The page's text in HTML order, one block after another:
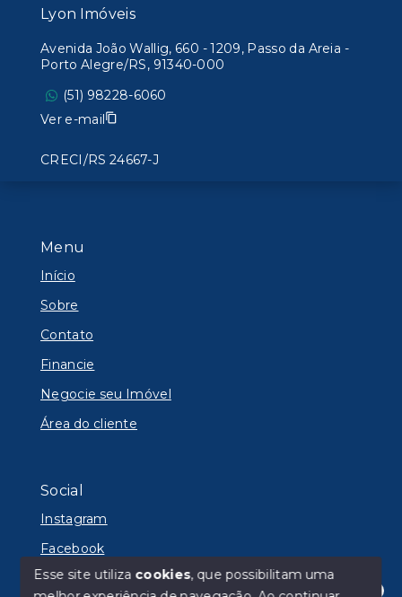
Menu
Início
Sobre
Contato
Financie
Negocie seu Imóvel
Área do cliente
Social
Instagram
Facebook
Lyon Imóveis
Avenida João Wallig, 660 - 1209, Passo da Areia -
Porto Alegre/RS, 91340-000
(51) 98228-6060
Ver e-mail
CRECI/RS 24667-J
Esse site utiliza cookies, que possibilitam uma